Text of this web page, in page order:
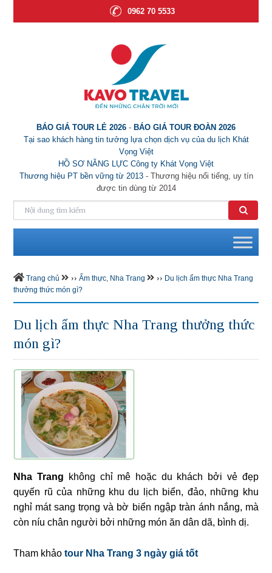
0962 70 5533
BÁO GIÁ TOUR LẺ 2026 - BÁO GIÁ TOUR ĐOÀN 2026
Tại sao khách hàng tin tưởng lựa chọn dịch vụ của du lịch Khát
Vọng Việt
HỒ SƠ NĂNG LỰC Công ty Khát Vọng Việt
Thương hiệu PT bền vững từ 2013- Thương hiệu nổi tiếng, uy tín
được tin dùng từ 2014
Trang chủ ›› Ẩm thực, Nha Trang ›› Du lịch ẩm thực Nha Trang
thưởng thức món gì?
Du lịch ẩm thực Nha Trang thưởng thức
món gì?
Nha Trang không chỉ mê hoặc du khách bởi vẻ đẹp
quyến rũ của những khu du lịch biển, đảo, những khu
nghỉ mát sang trọng và bờ biển ngập tràn ánh nắng, mà
còn níu chân người bởi những món ăn dân dã, bình dị.
Tham khảotour Nha Trang 3 ngày giá tốt